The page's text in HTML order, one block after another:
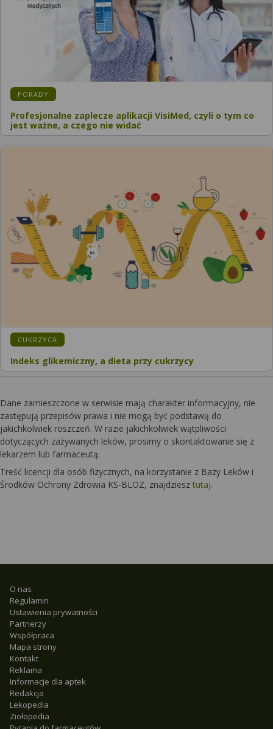
PORADY
Profesjonalne zaplecze aplikacji VisiMed, czyli o tym co
jest ważne, a czego nie widać
CUKRZYCA
Indeks glikemiczny, a dieta przy cukrzycy
Dane zamieszczone w serwisie mają charakter informacyjny, nie
zastępują przepisów prawa i nie mogą być podstawą do
jakichkolwiek roszczeń. W razie jakichkolwiek wątpliwości
dotyczących zażywanych leków, prosimy o skontaktowanie się z
lekarzem lub farmaceutą.
Treść licencji dla osób fizycznych, na korzystanie z Bazy Leków i
Środków Ochrony Zdrowia KS-BLOZ, znajdziesz tutaj.
O nas
Regulamin
Ustawienia prywatności
Partnerzy
Współpraca
Mapa strony
Kontakt
Reklama
Informacje dla aptek
Redakcja
Lekopedia
Ziołopedia